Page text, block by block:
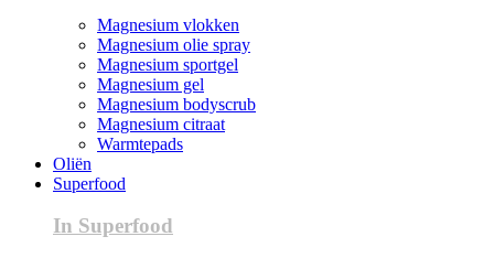
Magnesium vlokken
Magnesium olie spray
Magnesium sportgel
Magnesium gel
Magnesium bodyscrub
Magnesium citraat
Warmtepads
Oliën
Superfood
In Superfood